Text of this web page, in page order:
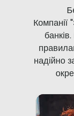
Компанії
надійно